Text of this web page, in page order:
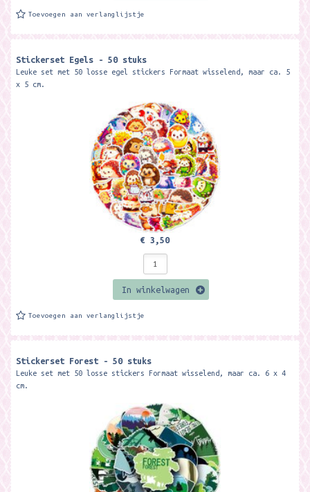
Toevoegen aan verlanglijstje
Stickerset Egels - 50 stuks
Leuke set met 50 losse egel stickers Formaat wisselend, maar ca. 5
x 5 cm.
€ 3,50
In winkelwagen
Toevoegen aan verlanglijstje
Stickerset Forest - 50 stuks
Leuke set met 50 losse stickers Formaat wisselend, maar ca. 6 x 4
cm.